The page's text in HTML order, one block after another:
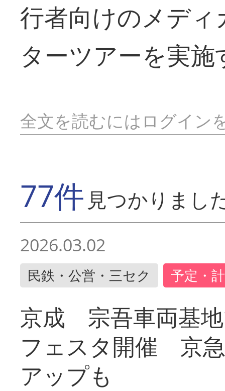
行者向けのメデ
ターツアーを実施
全文を読むにはログイン
77件 見つかりまし
2026.03.02
民鉄・公営・三セク 予定・
京成 宗吾車両基
フェスタ開催 京
アップも